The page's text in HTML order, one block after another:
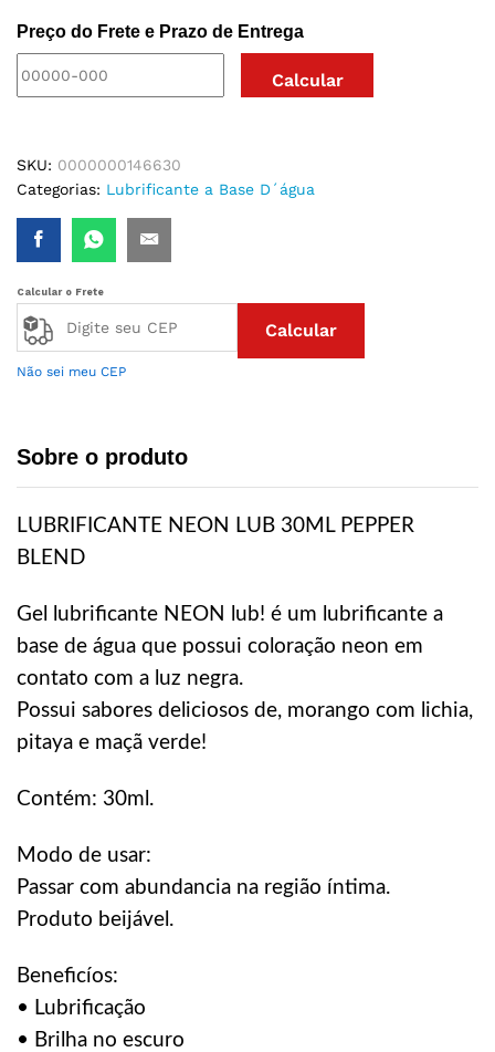
Preço do Frete e Prazo de Entrega
SKU: 0000000146630
Categorias: Lubrificante a Base D´água
Calcular o Frete
Calcular
Não sei meu CEP
Sobre o produto
LUBRIFICANTE NEON LUB 30ML PEPPER
BLEND
Gel lubrificante NEON lub! é um lubrificante a
base de água que possui coloração neon em
contato com a luz negra.
Possui sabores deliciosos de, morango com lichia,
pitaya e maçã verde!
Contém: 30ml.
Modo de usar:
Passar com abundancia na região íntima.
Produto beijável.
Beneficíos:
• Lubrificação
• Brilha no escuro